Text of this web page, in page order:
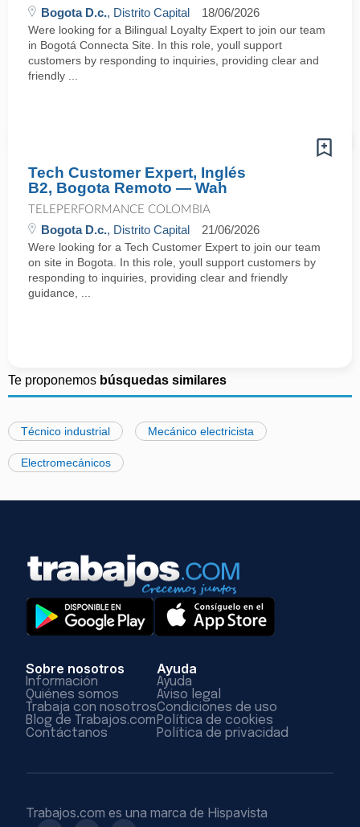
Bogota D.c., Distrito Capital 18/06/2026
Were looking for a Bilingual Loyalty Expert to join our team
in Bogotá Connecta Site. In this role, youll support
customers by responding to inquiries, providing clear and
friendly ...
Tech Customer Expert, Inglés
B2, Bogota Remoto — Wah
TELEPERFORMANCE COLOMBIA
Bogota D.c., Distrito Capital 21/06/2026
Were looking for a Tech Customer Expert to join our team
on site in Bogota. In this role, youll support customers by
responding to inquiries, providing clear and friendly
guidance, ...
Te proponemos búsquedas similares
Técnico industrial Mecánico electricista
Electromecánicos
Sobre nosotros
Información
Quiénes somos
Trabaja con nosotros
Blog de Trabajos.com
Contáctanos
Ayuda
Ayuda
Aviso legal
Condiciones de uso
Política de cookies
Política de privacidad
Trabajos.com es una marca de Hispavista